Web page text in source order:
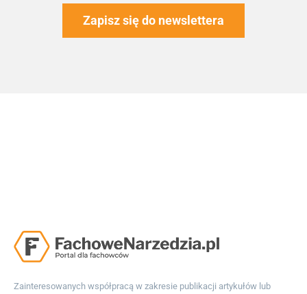
Zapisz się do newslettera
Zainteresowanych współpracą w zakresie publikacji artykułów lub